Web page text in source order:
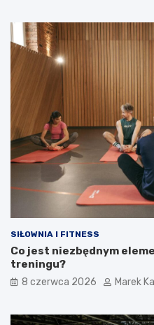
SIŁOWNIA I FITNESS
Co jest niezbędnym
treningu?
8 czerwca 2026 Marek